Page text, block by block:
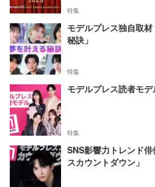
特集
モデルプレス独自取
秘訣」
特集
モデルプレス読者モ
特集
SNS影響力トレンド
スカウントダウン」